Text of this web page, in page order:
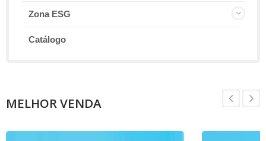
Zona ESG
Catálogo
MELHOR VENDA